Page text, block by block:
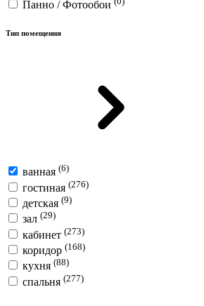
Панно / Фотообои
Тип помещения
ванная (6)
гостиная (276)
детская (9)
зал (29)
кабинет (273)
коридор (168)
кухня (88)
спальня (277)